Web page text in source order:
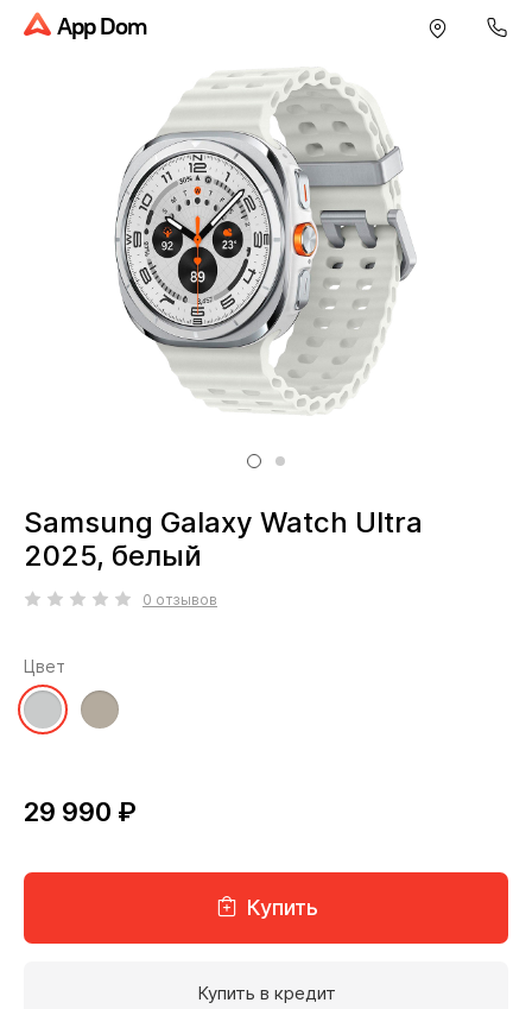
App Dom
Samsung Galaxy Watch Ultra
2025, белый
0 отзывов
Цвет
29 990 ₽
Купить
Купить в кредит